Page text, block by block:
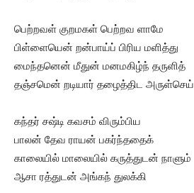
பெற்றவள் குறமகள் பெற்றவ ளாமே
பிள்ளையென் றன்பாய்ப் பிரிய மளித்து
மைந்தனென் மீதுன் மனமகிழ்ந் தருளித்
தஞ்சமென் றடியார் தழைத்திட அருள்செய்
கந்தர் சஷ்டி கவசம் விரும்பிய
பாலன் தேவ ராயன் பகர்ந்ததைக்
காலையில் மாலையில் கருத்துடன் நாளும்
ஆசா ரத்துடன் அங்கந் துலக்கி